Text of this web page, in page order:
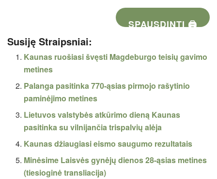
SPAUSDINTI 🖨
Susiję Straipsniai:
Kaunas ruošiasi švęsti Magdeburgo teisių gavimo
metines
Palanga pasitinka 770-ąsias pirmojo rašytinio
paminėjimo metines
Lietuvos valstybės atkūrimo dieną Kaunas
pasitinka su vilnijančia trispalvių alėja
Kaunas džiaugiasi eismo saugumo rezultatais
Minėsime Laisvės gynėjų dienos 28-ąsias metines
(tiesioginė transliacija)